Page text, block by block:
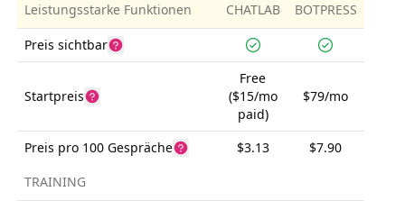
Leistungsstarke Funktionen CHATLAB BOTPRESS
Preis sichtbar
Startpreis
Free
($15/mo
paid)
$79/mo
Preis pro 100 Gespräche $3.13
$7.90
TRAINING